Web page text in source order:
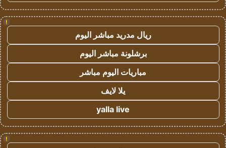
!
ريال مدريد مباشر اليوم
برشلونة مباشر اليوم
مباريات اليوم مباشر
يلا لايف
yalla live
!